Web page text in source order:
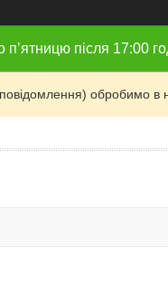
п’ятницю після 17:00
обробимо в